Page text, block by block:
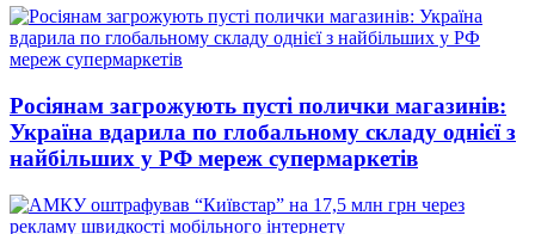
Росіянам загрожують пусті полички магазинів:
Україна вдарила по глобальному складу однієї з
найбільших у РФ мереж супермаркетів